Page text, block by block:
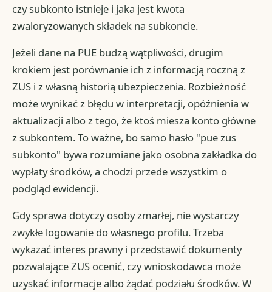
czy subkonto istnieje i jaka jest kwota
zwaloryzowanych składek na subkoncie.
Jeżeli dane na PUE budzą wątpliwości, drugim
krokiem jest porównanie ich z informacją roczną z
ZUS i z własną historią ubezpieczenia. Rozbieżność
może wynikać z błędu w interpretacji, opóźnienia w
aktualizacji albo z tego, że ktoś miesza konto główne
z subkontem. To ważne, bo samo hasło "pue zus
subkonto" bywa rozumiane jako osobna zakładka do
wypłaty środków, a chodzi przede wszystkim o
podgląd ewidencji.
Gdy sprawa dotyczy osoby zmarłej, nie wystarczy
zwykłe logowanie do własnego profilu. Trzeba
wykazać interes prawny i przedstawić dokumenty
pozwalające ZUS ocenić, czy wnioskodawca może
uzyskać informacje albo żądać podziału środków. W